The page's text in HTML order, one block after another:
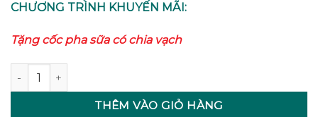
CHƯƠNG TRÌNH KHUYẾN MÃI:
Tặng cốc pha sữa có chia vạch
Sữa CaloSure America 800 số lượng
THÊM VÀO GIỎ HÀNG